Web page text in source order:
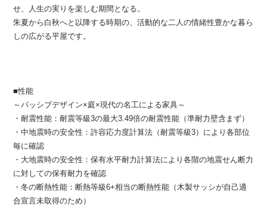
せ、人生の実りを楽しむ期間となる。
朱夏から白秋へと以降する時期の、活動的な二人の情緒性豊かな暮ら
しの広がる平屋です。
■性能
～パッシブデザイン×庭×現代の名工による家具～
・耐震性能：耐震等級3の最大3.49倍の耐震性能（準耐力壁含まず）
・中地震時の安全性：許容応力度計算法（耐震等級3）により各部位
毎に確認
・大地震時の安全性：保有水平耐力計算法により各階の地震せん断力
に対しての保有耐力を確認
・冬の断熱性能：断熱等級6+相当の断熱性能（木製サッシが自己適
合宣言未取得のため）